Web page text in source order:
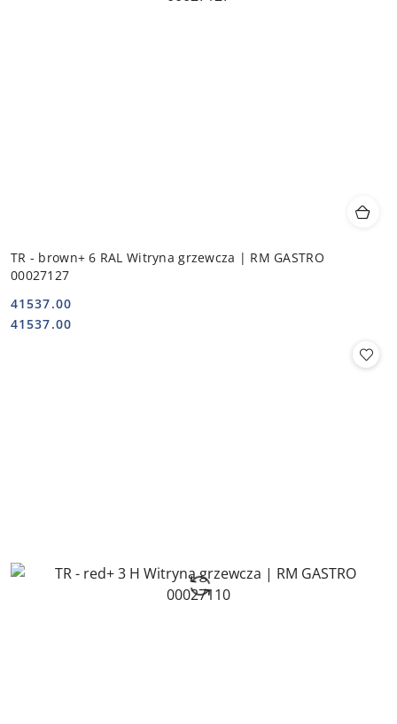
TR - brown+ 6 RAL Witryna grzewcza | RM GASTRO
00027127
Cena:
41537.00
Cena:
41537.00